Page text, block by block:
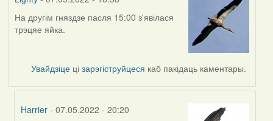
На другім гняздзе пасля 15:00 з'явілася
трэцяе яйка.
Увайдзіце цізарэгіструйцеся каб пакідаць каментары.
Harrier - 07.05.2022 - 20:20